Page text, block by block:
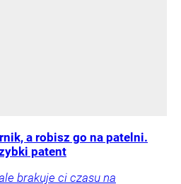
a robisz go na patelni.
patent
brakuje ci czasu na